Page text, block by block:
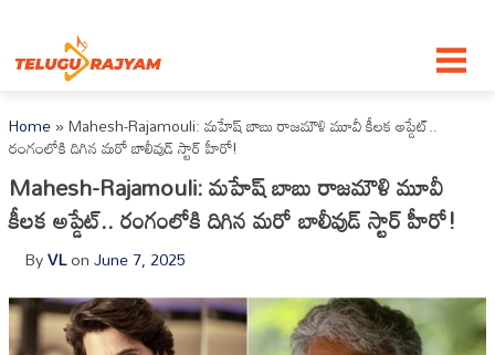
Home»Mahesh-Rajamouli: మహేష్ బాబు రాజమౌళి మూవీ కీలక అప్డేట్..
రంగంలోకి దిగిన మరో బాలీవుడ్ స్టార్ హీరో!
Mahesh-Rajamouli: మహేష్ బాబు రాజమౌళి మూవీ
కీలక అప్డేట్.. రంగంలోకి దిగిన మరో బాలీవుడ్ స్టార్ హీరో!
ByVLonJune 7, 2025